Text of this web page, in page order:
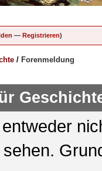
— Registrieren)
/ Forenmeldung